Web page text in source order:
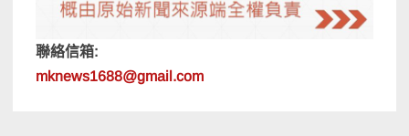
聯絡信箱:
mknews1688@gmail.com